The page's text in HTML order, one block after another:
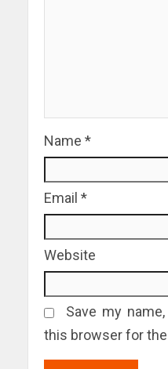
Name *
Email *
Website
Save my
this browser for